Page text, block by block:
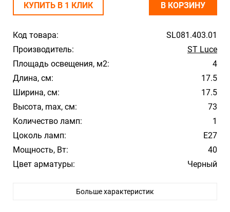
Код товара:
SL081.403.01
Производитель:
ST Luce
Площадь освещения, м2:
4
Длина, см:
17.5
Ширина, см:
17.5
Высота, max, см:
73
Количество ламп:
1
Цоколь ламп:
E27
Мощность, Вт:
40
Цвет арматуры:
Черный
Материал плафона/абажура:
Больше характеристик
КУПИТЬ В 1 КЛИК В КОРЗИНУ